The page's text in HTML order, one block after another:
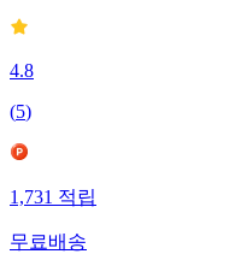
4.8
(5)
1,731 적립
무료배송